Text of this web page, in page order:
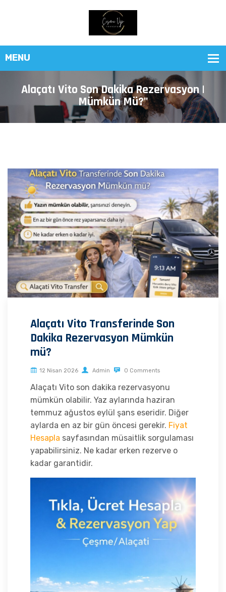
Alaçatı Vito Son Dakika Rezervasyon |
Mümkün Mü?"
Alaçatı Vito Transferinde Son
Dakika Rezervasyon Mümkün
mü?
12 Nisan 2026 Admin 0 Comments
Alaçatı Vito son dakika rezervasyonu
mümkün olabilir. Yaz aylarında haziran
temmuz ağustos eylül şans eseridir. Diğer
aylarda en az bir gün öncesi gerekir. Fiyat
Hesapla sayfasından müsaitlik sorgulaması
yapabilirsiniz. Ne kadar erken rezerve o
kadar garantidir.